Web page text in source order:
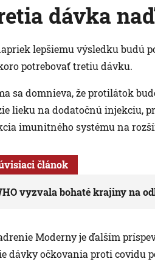
dávka
lepšiemu výsledku budú
potrebovať tretiu dávku.
sa domnieva, že protilátok
lieku na dodatočnú injekciu,
imunitného systému na
článok
vyzvala bohaté krajiny na
Moderny je ďalším
dávky očkovania proti covidu